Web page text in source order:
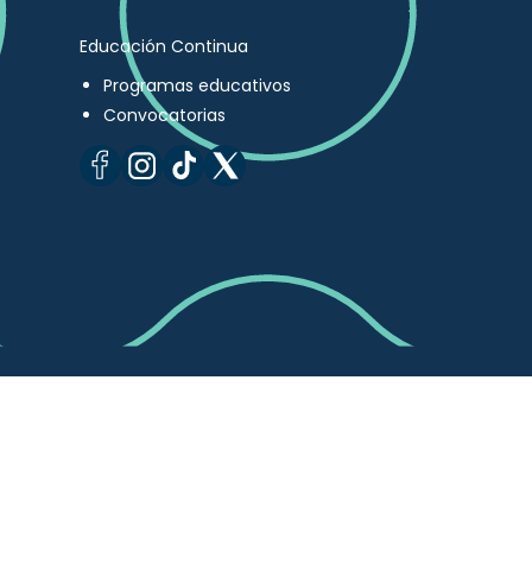
Educación Continua
Programas educativos
Convocatorias